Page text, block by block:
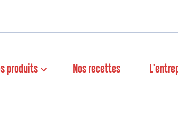
produits Nos recettes